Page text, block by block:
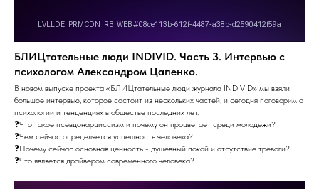
БЛИЦтательные люди INDIVID. Часть 3. Интервью с
психологом Александром Цапенко.
В новом выпуске проекта «БЛИЦтательные люди журнала INDIVID» мы взяли
большое интервью, которое состоит из нескольких частей, и сегодня поговорим о
психологии и тенденциях в обществе последних лет.
❓Что такое псевдонарциссизм и почему он процветает среди молодежи?
❓Чем сейчас определяется успешность человека?
❓Почему сейчас основная ценность - душевный покой и отсутствие тревоги?
❓Что является драйвером современного человека?